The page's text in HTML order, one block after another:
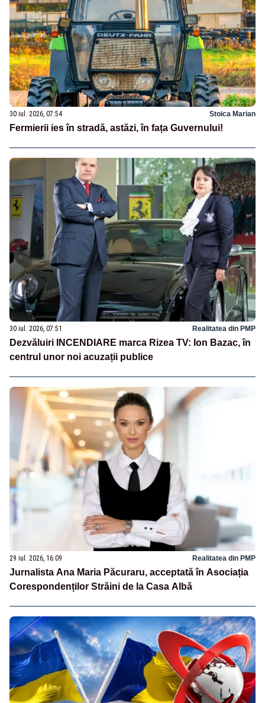
30 iul. 2026, 07:54 Stoica Marian
Fermierii ies în stradă, astăzi, în fața Guvernului!
30 iul. 2026, 07:51 Realitatea din PMP
Dezvăluiri INCENDIARE marca Rizea TV: Ion Bazac, în
centrul unor noi acuzații publice
29 iul. 2026, 16:09 Realitatea din PMP
Jurnalista Ana Maria Păcuraru, acceptată în Asociația
Corespondenților Străini de la Casa Albă